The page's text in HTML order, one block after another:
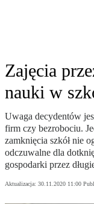
Zajęcia
nauki w
Uwaga decydentów
firm czy bezrobociu.
zamknięcia szkół nie
odczuwalne dla
gospodarki przez
Aktualizacja: 30.11.2020 11:00